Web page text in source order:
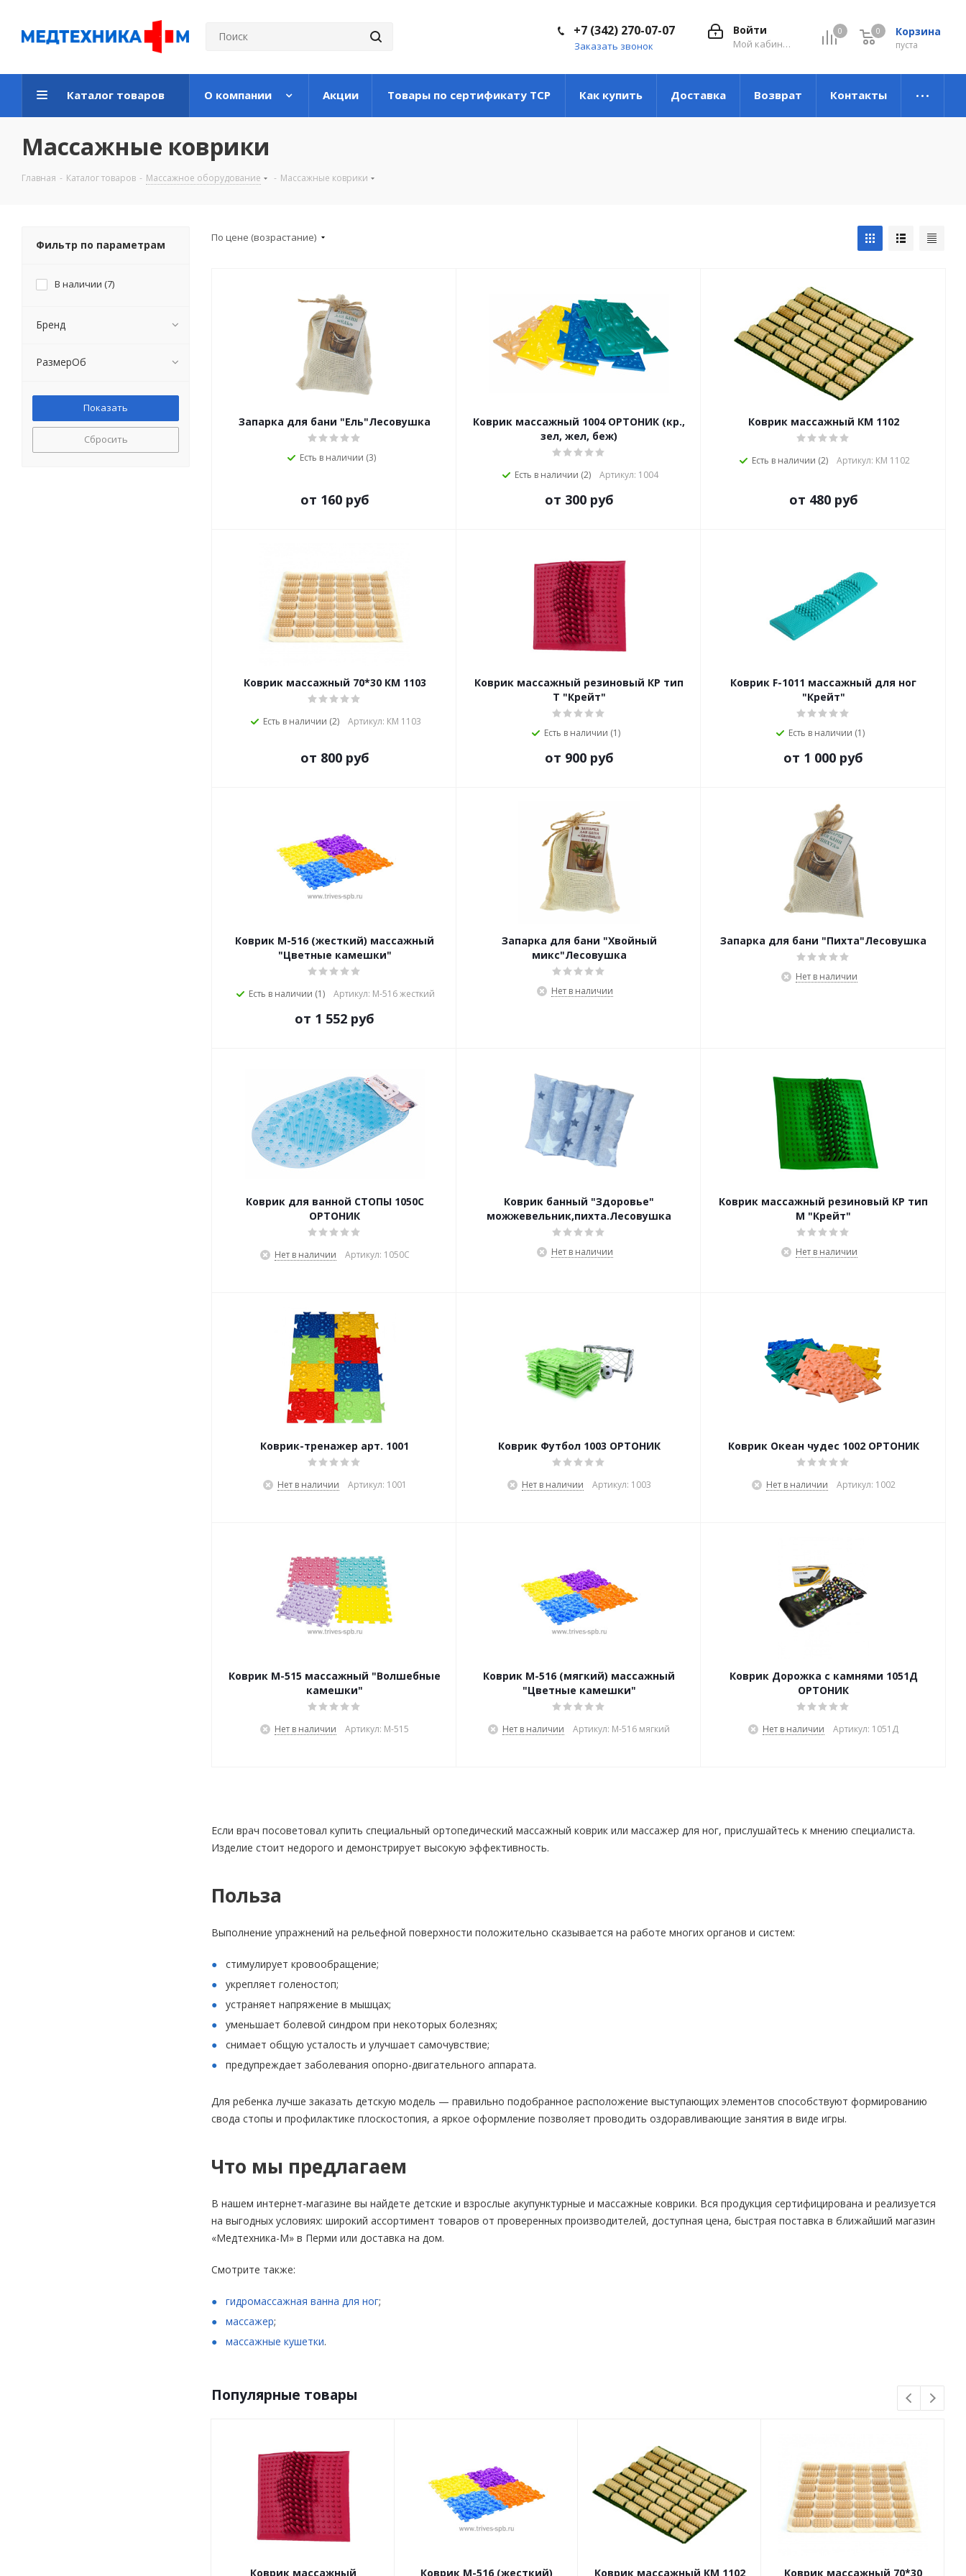
0 Корзина
0
пуста
0
Войти
Мой кабинет
+7 (342) 270-07-07
Заказать звонок
Каталог товаров О компании Акции Товары по сертификату ТСР Как купить Доставка Возврат Контакты
Массажные коврики
Главная - Каталог товаров - Массажное оборудование - Массажные коврики
По цене (возрастание)
Запарка для бани "Ель"Лесовушка
Есть в наличии (3)
от 160 руб
Коврик массажный 1004 ОРТОНИК (кр.,
зел, жел, беж)
Есть в наличии (2) Артикул: 1004
от 300 руб
Коврик массажный КМ 1102
Есть в наличии (2) Артикул: КМ 1102
от 480 руб
Коврик массажный 70*30 КМ 1103
Есть в наличии (2) Артикул: КМ 1103
от 800 руб
Коврик массажный резиновый КР тип
Т "Крейт"
Есть в наличии (1)
от 900 руб
Коврик F-1011 массажный для ног
"Крейт"
Есть в наличии (1)
от 1 000 руб
Коврик М-516 (жесткий) массажный
"Цветные камешки"
Есть в наличии (1) Артикул: М-516 жесткий
от 1 552 руб
Запарка для бани "Хвойный
микс"Лесовушка
Нет в наличии
Запарка для бани "Пихта"Лесовушка
Нет в наличии
Коврик для ванной СТОПЫ 1050С
ОРТОНИК
Нет в наличии Артикул: 1050С
Коврик банный "Здоровье"
можжевельник,пихта.Лесовушка
Нет в наличии
Коврик массажный резиновый КР тип
М "Крейт"
Нет в наличии
Коврик-тренажер арт. 1001
Нет в наличии Артикул: 1001
Коврик Футбол 1003 ОРТОНИК
Нет в наличии Артикул: 1003
Коврик Океан чудес 1002 ОРТОНИК
Нет в наличии Артикул: 1002
Коврик М-515 массажный "Волшебные
камешки"
Нет в наличии Артикул: М-515
Коврик М-516 (мягкий) массажный
"Цветные камешки"
Нет в наличии Артикул: М-516 мягкий
Коврик Дорожка с камнями 1051Д
ОРТОНИК
Нет в наличии Артикул: 1051Д
Если врач посоветовал купить специальный ортопедический массажный коврик или массажер для ног, прислушайтесь к мнению специалиста.
Изделие стоит недорого и демонстрирует высокую эффективность.
Польза
Выполнение упражнений на рельефной поверхности положительно сказывается на работе многих органов и систем:
стимулирует кровообращение;
укрепляет голеностоп;
устраняет напряжение в мышцах;
уменьшает болевой синдром при некоторых болезнях;
снимает общую усталость и улучшает самочувствие;
предупреждает заболевания опорно-двигательного аппарата.
Для ребенка лучше заказать детскую модель — правильно подобранное расположение выступающих элементов способствуют формированию
свода стопы и профилактике плоскостопия, а яркое оформление позволяет проводить оздоравливающие занятия в виде игры.
Что мы предлагаем
В нашем интернет-магазине вы найдете детские и взрослые акупунктурные и массажные коврики. Вся продукция сертифицирована и реализуется
на выгодных условиях: широкий ассортимент товаров от проверенных производителей, доступная цена, быстрая поставка в ближайший магазин
«Медтехника-М» в Перми или доставка на дом.
Смотрите также:
гидромассажная ванна для ног;
массажер;
массажные кушетки.
Популярные товары
Коврик массажный Коврик М-516 (жесткий) Коврик массажный КМ 1102 Коврик массажный 70*30
Фильтр по параметрам
В наличии (7)
Бренд
РазмерОб
Сбросить